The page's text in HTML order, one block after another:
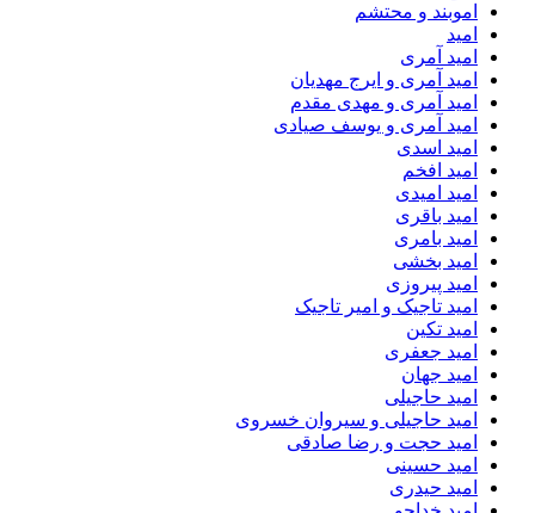
اموبند و محتشم
امید
امید آمری
امید آمری و ایرج مهدیان
امید آمری و مهدی مقدم
امید آمری و یوسف صیادی
امید اسدی
امید افخم
امید امیدی
امید باقری
امید بامری
امید بخشی
امید پیروزی
امید تاجیک و امیر تاجیک
امید تکین
امید جعفری
امید جهان
امید حاجیلی
امید حاجیلی و سیروان خسروی
امید حجت و رضا صادقی
امید حسینی
امید حیدری